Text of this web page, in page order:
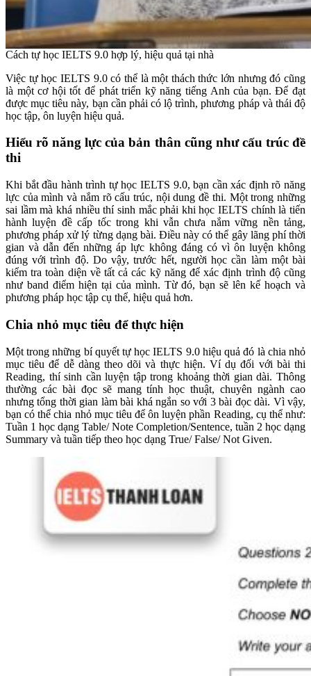
Cách tự học IELTS 9.0 hợp lý, hiệu quả tại nhà
Việc tự học IELTS 9.0 có thể là một thách thức lớn nhưng đó cũng
là một cơ hội tốt để phát triển kỹ năng tiếng Anh của bạn. Để đạt
được mục tiêu này, bạn cần phải có lộ trình, phương pháp và thái độ
học tập, ôn luyện hiệu quả.
Hiểu rõ năng lực của bản thân cũng như cấu trúc đề
thi
Khi bắt đầu hành trình tự học IELTS 9.0, bạn cần xác định rõ năng
lực của mình và nắm rõ cấu trúc, nội dung đề thi. Một trong những
sai lầm mà khá nhiều thí sinh mắc phải khi học IELTS chính là tiến
hành luyện đề cấp tốc trong khi vẫn chưa nắm vững nền tảng,
phương pháp xử lý từng dạng bài. Điều này có thể gây lãng phí thời
gian và dẫn đến những áp lực không đáng có vì ôn luyện không
đúng với trình độ. Do vậy, trước hết, người học cần làm một bài
kiểm tra toàn diện về tất cả các kỹ năng để xác định trình độ cũng
như band điểm hiện tại của mình. Từ đó, bạn sẽ lên kế hoạch và
phương pháp học tập cụ thể, hiệu quả hơn.
Chia nhỏ mục tiêu để thực hiện
Một trong những bí quyết tự học IELTS 9.0 hiệu quả đó là chia nhỏ
mục tiêu để dễ dàng theo dõi và thực hiện. Ví dụ đối với bài thi
Reading, thí sinh cần luyện tập trong khoảng thời gian dài. Thông
thường các bài đọc sẽ mang tính học thuật, chuyên ngành cao
nhưng tổng thời gian làm bài khá ngắn so với 3 bài đọc dài. Vì vậy,
bạn có thể chia nhỏ mục tiêu để ôn luyện phần Reading, cụ thể như:
Tuần 1 học dạng Table/ Note Completion/Sentence, tuần 2 học dạng
Summary và tuần tiếp theo học dạng True/ False/ Not Given.